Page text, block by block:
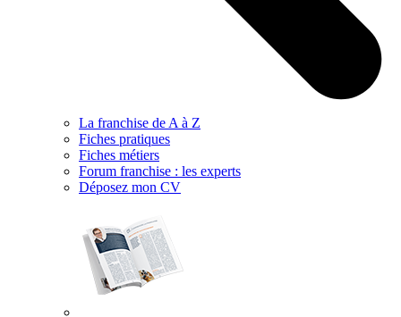
La franchise de A à Z
Fiches pratiques
Fiches métiers
Forum franchise : les experts
Déposez mon CV